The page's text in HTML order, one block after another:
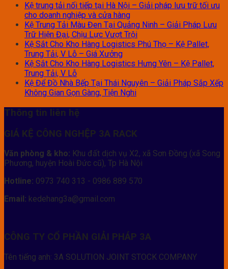
Kệ trung tải nối tiếp tại Hà Nội – Giải pháp lưu trữ tối ưu
cho doanh nghiệp và cửa hàng
Kệ Trung Tải Màu Đen Tại Quảng Ninh – Giải Pháp Lưu
Trữ Hiện Đại, Chịu Lực Vượt Trội
Kệ Sắt Cho Kho Hàng Logistics Phú Thọ – Kệ Pallet,
Trung Tải, V Lỗ – Giá Xưởng
Kệ Sắt Cho Kho Hàng Logistics Hưng Yên – Kệ Pallet,
Trung Tải, V Lỗ
Kệ Để Đồ Nhà Bếp Tại Thái Nguyên – Giải Pháp Sắp Xếp
Không Gian Gọn Gàng, Tiện Nghi
Thông tin liên hệ
GIÁ KỆ CÔNG NGHỆP 3A RACK
Văn phòng & kho: Khu đất dịch vụ X2, xã Sơn Đồng (xã Song
Phương, huyện Hoài Đức cũ), Tp Hà Nội
Hotline: 0973 740 313 - 0986 889 570
Email: kedehang3a@gmail.com
CÔNG TY CỔ PHẦN GIẢI PHÁP 3A
Tên tiếng anh: 3A SOLUTION JOINT STOCK COMPANY